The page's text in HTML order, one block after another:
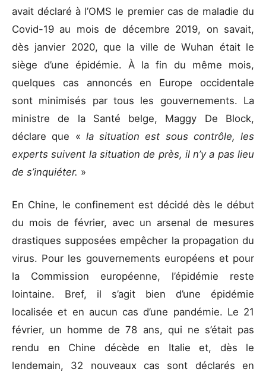
avait déclaré à l’OMS le premier cas de maladie du
Covid-19 au mois de décembre 2019, on savait,
dès janvier 2020, que la ville de Wuhan était le
siège d’une épidémie. À la fin du même mois,
quelques cas annoncés en Europe occidentale
sont minimisés par tous les gouvernements. La
ministre de la Santé belge, Maggy De Block,
déclare que « la situation est sous contrôle, les
experts suivent la situation de près, il n’y a pas lieu
de s’inquiéter. »
En Chine, le confinement est décidé dès le début
du mois de février, avec un arsenal de mesures
drastiques supposées empêcher la propagation du
virus. Pour les gouvernements européens et pour
la Commission européenne, l’épidémie reste
lointaine. Bref, il s’agit bien d’une épidémie
localisée et en aucun cas d’une pandémie. Le 21
février, un homme de 78 ans, qui ne s’était pas
rendu en Chine décède en Italie et, dès le
lendemain, 32 nouveaux cas sont déclarés en